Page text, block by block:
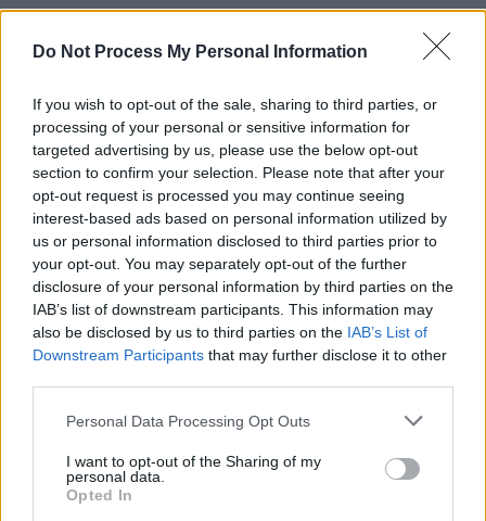
Do Not Process My Personal Information
If you wish to opt-out of the sale, sharing to third parties, or
processing of your personal or sensitive information for
targeted advertising by us, please use the below opt-out
section to confirm your selection. Please note that after your
opt-out request is processed you may continue seeing
interest-based ads based on personal information utilized by
us or personal information disclosed to third parties prior to
your opt-out. You may separately opt-out of the further
disclosure of your personal information by third parties on the
IAB’s list of downstream participants. This information may
also be disclosed by us to third parties on the IAB’s List of
Downstream Participants that may further disclose it to other
Personal Data Processing Opt Outs
I want to opt-out of the Sharing of my
personal data.
Opted In
PSD
UDMR
PMP (Tomac)
Forța Dreptei (L. Orban)
PNȚMM
REPER
SENS
SOS (Șoșoacă)
POT (Gavrilă)
Acțiunea Conservatoare (Târziu)
PUSL (D. Voiculescu)
PNȚCD (Pavelescu)